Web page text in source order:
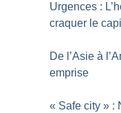
Urgences :
craquer le
De l’Asie à
emprise
« Safe city » :